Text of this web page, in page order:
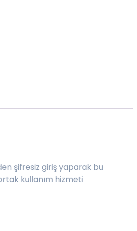
şifresiz giriş yaparak bu
kullanım hizmeti